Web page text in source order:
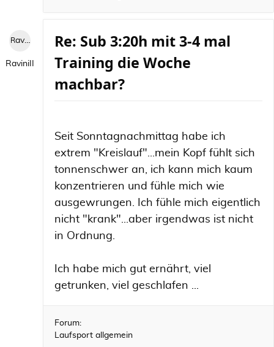
RaviniII
RaviniII
Re: Sub 3:20h mit 3-4 mal
Training die Woche
machbar?
Seit Sonntagnachmittag habe ich
extrem "Kreislauf"...mein Kopf fühlt sich
tonnenschwer an, ich kann mich kaum
konzentrieren und fühle mich wie
ausgewrungen. Ich fühle mich eigentlich
nicht "krank"...aber irgendwas ist nicht
in Ordnung.
Ich habe mich gut ernährt, viel
getrunken, viel geschlafen ...
Forum:
Laufsport allgemein